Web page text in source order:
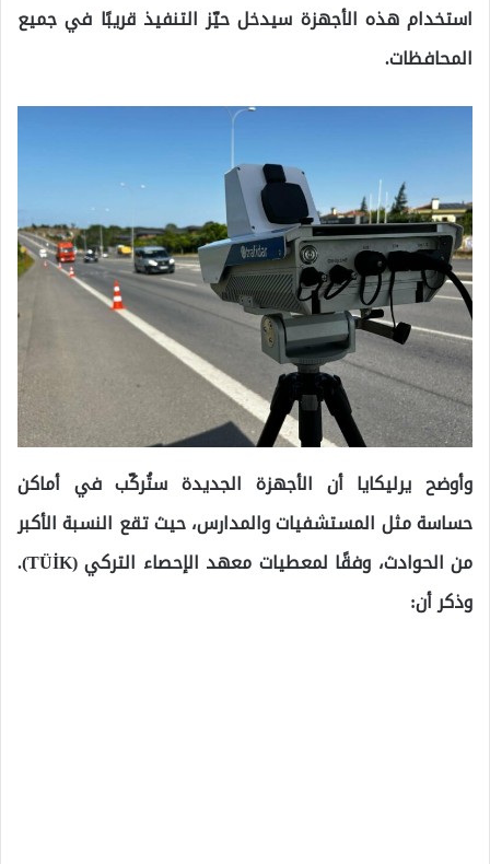
استخدام هذه الأجهزة سيدخل حيّز التنفيذ قريبًا في جميع
المحافظات.
وأوضح يرليكايا أن الأجهزة الجديدة ستُركّب في أماكن
حساسة مثل المستشفيات والمدارس، حيث تقع النسبة الأكبر
من الحوادث، وفقًا لمعطيات معهد الإحصاء التركي (TÜİK).
وذكر أن: